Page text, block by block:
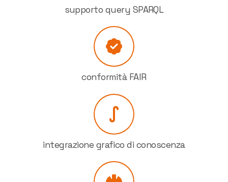
supporto query SPARQL
conformità FAIR
integrazione grafico di conoscenza